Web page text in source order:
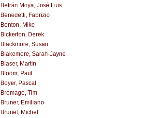
Betrán Moya, José Luis
Benedetti, Fabrizio
Benton, Mike
Bickerton, Derek
Blackmore, Susan
Blakemore, Sarah-Jayne
Blaser, Martin
Bloom, Paul
Boyer, Pascal
Bromage, Tim
Bruner, Emiliano
Brunet, Michel